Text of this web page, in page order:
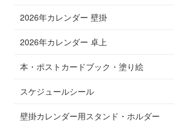
2026年カレンダー 壁掛
2026年カレンダー 卓上
本・ポストカードブック・塗り絵
スケジュールシール
壁掛カレンダー用スタンド・ホルダー